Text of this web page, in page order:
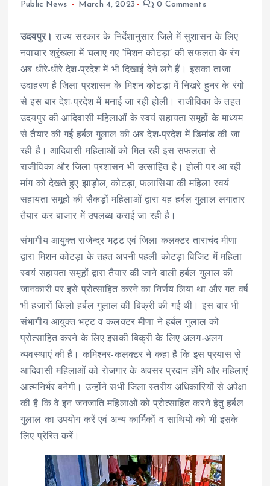
Public News March 4, 2023 0 Comments
उदयपुर।राज्य सरकार के निर्देशानुसार जिले में सुशासन के लिए
नवाचार श्रृंखला में चलाए गए ‘मिशन कोटड़ा’ की सफलता के रंग
अब धीरे-धीरे देश-प्रदेश में भी दिखाई देने लगे हैं। इसका ताजा
उदाहरण है जिला प्रशासन के मिशन कोटड़ा में निखरे हुनर के रंगों
से इस बार देश-प्रदेश में मनाई जा रही होली। राजीविका के तहत
उदयपुर की आदिवासी महिलाओं के स्वयं सहायता समूहों के माध्यम
से तैयार की गई हर्बल गुलाल की अब देश-प्रदेश में डिमांड की जा
रही है। आदिवासी महिलाओं को मिल रही इस सफलता से
राजीविका और जिला प्रशासन भी उत्साहित है। होली पर आ रही
मांग को देखते हुए झाड़ोल, कोटड़ा, फलासिया की महिला स्वयं
सहायता समूहों की सैकड़ों महिलाओं द्वारा यह हर्बल गुलाल लगातार
तैयार कर बाजार में उपलब्ध कराई जा रही है।
संभागीय आयुक्त राजेन्द्र भट्ट एवं जिला कलक्टर ताराचंद मीणा
द्वारा मिशन कोटड़ा के तहत अपनी पहली कोटड़ा विजिट में महिला
स्वयं सहायता समूहों द्वारा तैयार की जाने वाली हर्बल गुलाल की
जानकारी पर इसे प्रोत्साहित करने का निर्णय लिया था और गत वर्ष
भी हजारों किलो हर्बल गुलाल की बिक्री की गई थी। इस बार भी
संभागीय आयुक्त भट्ट व कलक्टर मीणा ने हर्बल गुलाल को
प्रोत्साहित करने के लिए इसकी बिक्री के लिए अलग-अलग
व्यवस्थाएं की हैं। कमिश्नर-कलक्टर ने कहा है कि इस प्रयास से
आदिवासी महिलाओं को रोजगार के अवसर प्रदान होंगे और महिलाएं
आत्मनिर्भर बनेगी। उन्होंने सभी जिला स्तरीय अधिकारियों से अपेक्षा
की है कि वे इन जनजाति महिलाओं को प्रोत्साहित करने हेतु हर्बल
गुलाल का उपयोग करें एवं अन्य कार्मिकों व साथियों को भी इसके
लिए प्रेरित करें।